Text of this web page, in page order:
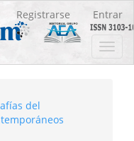
Registrarse Entrar
del